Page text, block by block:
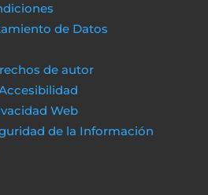
de Datos
de autor
Web
de la Información